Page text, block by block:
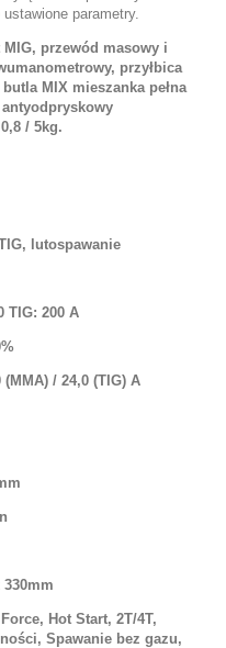
parametry.
przewód masowy i
przyłbica
MIX mieszanka pełna
/ 5kg.
lutospawanie
TIG: 200 A
(MMA) / 24,0 (TIG) A
330mm
Hot Start, 2T/4T,
Spawanie bez gazu,